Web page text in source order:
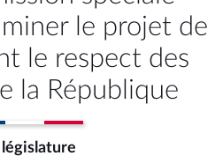
le projet de
le respect des
la République
législature